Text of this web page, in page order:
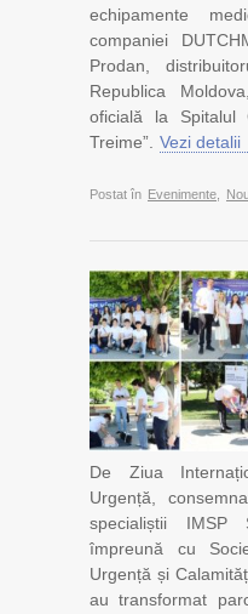
echipamente
companiei
Prodan,
Republica
oficială la Spitalul
Treime”.
Vezi detalii
Postat în Evenimente
De Ziua
Urgență,
specialiștii IMSP
împreună cu
Urgență și
au transformat